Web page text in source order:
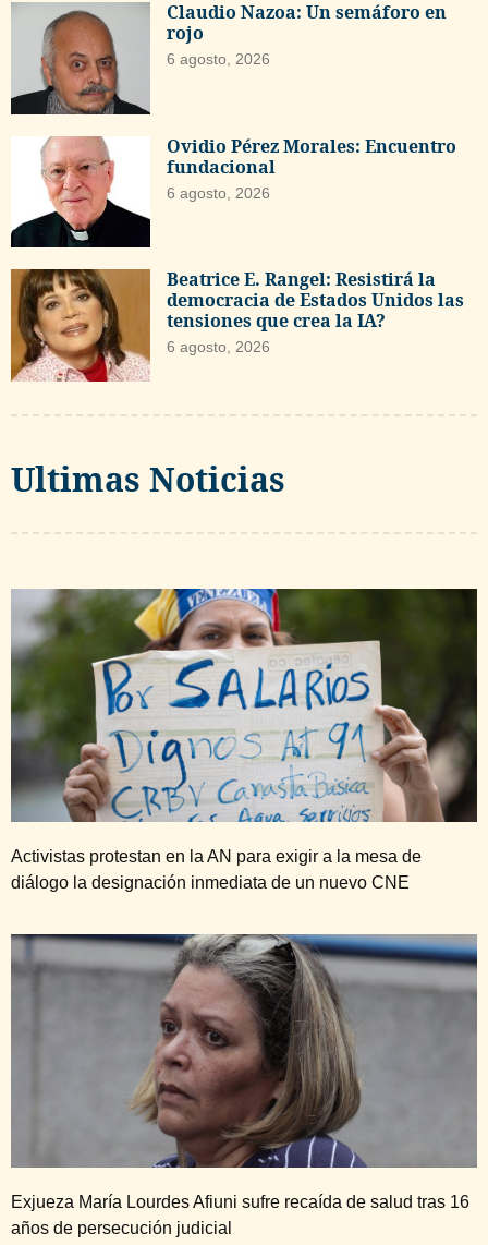
Claudio Nazoa: Un semáforo en
rojo
6 agosto, 2026
Ovidio Pérez Morales: Encuentro
fundacional
6 agosto, 2026
Beatrice E. Rangel: Resistirá la
democracia de Estados Unidos las
tensiones que crea la IA?
6 agosto, 2026
Ultimas Noticias
Activistas protestan en la AN para exigir a la mesa de
diálogo la designación inmediata de un nuevo CNE
Exjueza María Lourdes Afiuni sufre recaída de salud tras 16
años de persecución judicial